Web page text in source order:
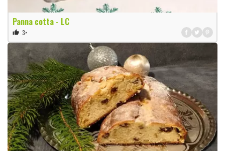
Panna cotta - LC
thumb_up 3×